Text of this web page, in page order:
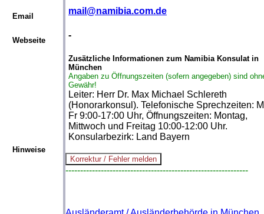
Email
mail@namibia.com.de
Webseite
-
Hinweise
Zusätzliche Informationen zum Namibia Konsulat in
München
Angaben zu Öffnungszeiten (sofern angegeben) sind
Gewähr!
Leiter: Herr Dr. Max Michael Schlereth
(Honorarkonsul). Telefonische Sprechzeiten:
Fr 9:00-17:00 Uhr, Öffnungszeiten: Montag,
Mittwoch und Freitag 10:00-12:00 Uhr.
Konsularbezirk: Land Bayern
--------------------------------------------------------------